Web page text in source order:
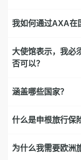
我如何通过AXA在
大使馆表示，我必
否可以？
涵盖哪些国家？
什么是申根旅行保
为什么我需要欧洲